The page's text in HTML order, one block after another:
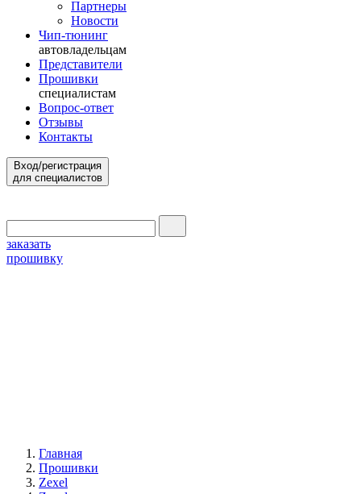
Партнеры
Новости
Чип-тюнинг
автовладельцам
Представители
Прошивки
специалистам
Вопрос-ответ
Отзывы
Контакты
Вход/регистрация
для специалистов
заказать
прошивку
Главная
Прошивки
Zexel